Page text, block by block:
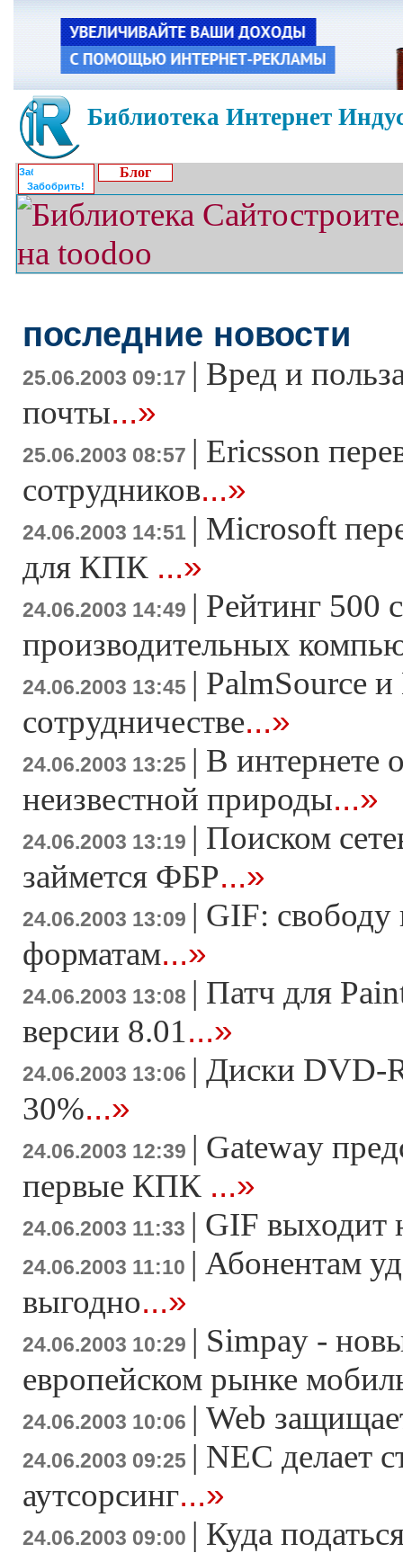
Библиотека Интернет
Забобрить!
Блог
последние новости
25.06.2003 09:17 | Вред и
почты...»
25.06.2003 08:57 | Ericsson
сотрудников...»
24.06.2003 14:51 | Microsoft
для КПК ...»
24.06.2003 14:49 | Рейтинг 500
производительных
24.06.2003 13:45 | PalmSource
сотрудничестве...»
24.06.2003 13:25 | В интернете
неизвестной природы...»
24.06.2003 13:19 | Поиском
займется ФБР...»
24.06.2003 13:09 | GIF:
форматам...»
24.06.2003 13:08 | Патч для
версии 8.01...»
24.06.2003 13:06 | Диски DVD-
30%...»
24.06.2003 12:39 | Gateway
первые КПК ...»
24.06.2003 11:33 | GIF выходит
24.06.2003 11:10 | Абонентам
выгодно...»
24.06.2003 10:29 | Simpay -
европейском рынке
24.06.2003 10:06 | Web
24.06.2003 09:25 | NEC делает
аутсорсинг...»
24.06.2003 09:00 | Куда